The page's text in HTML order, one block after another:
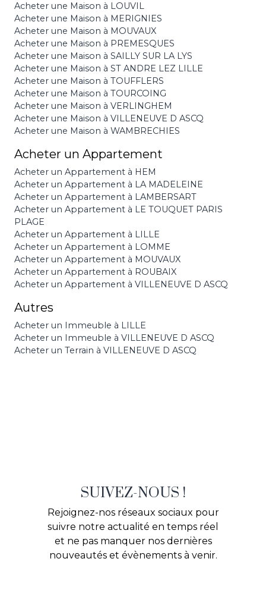
Acheter une Maison à LOUVIL
Acheter une Maison à MERIGNIES
Acheter une Maison à MOUVAUX
Acheter une Maison à PREMESQUES
Acheter une Maison à SAILLY SUR LA LYS
Acheter une Maison à ST ANDRE LEZ LILLE
Acheter une Maison à TOUFFLERS
Acheter une Maison à TOURCOING
Acheter une Maison à VERLINGHEM
Acheter une Maison à VILLENEUVE D ASCQ
Acheter une Maison à WAMBRECHIES
Acheter un Appartement
Acheter un Appartement à HEM
Acheter un Appartement à LA MADELEINE
Acheter un Appartement à LAMBERSART
Acheter un Appartement à LE TOUQUET PARIS
PLAGE
Acheter un Appartement à LILLE
Acheter un Appartement à LOMME
Acheter un Appartement à MOUVAUX
Acheter un Appartement à ROUBAIX
Acheter un Appartement à VILLENEUVE D ASCQ
Autres
Acheter un Immeuble à LILLE
Acheter un Immeuble à VILLENEUVE D ASCQ
Acheter un Terrain à VILLENEUVE D ASCQ
SUIVEZ-NOUS !
Rejoignez-nos réseaux sociaux pour
suivre notre actualité en temps réel
et ne pas manquer nos dernières
nouveautés et évènements à venir.